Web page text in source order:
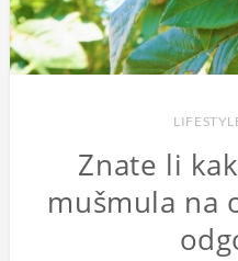
Znate li
mušmula na